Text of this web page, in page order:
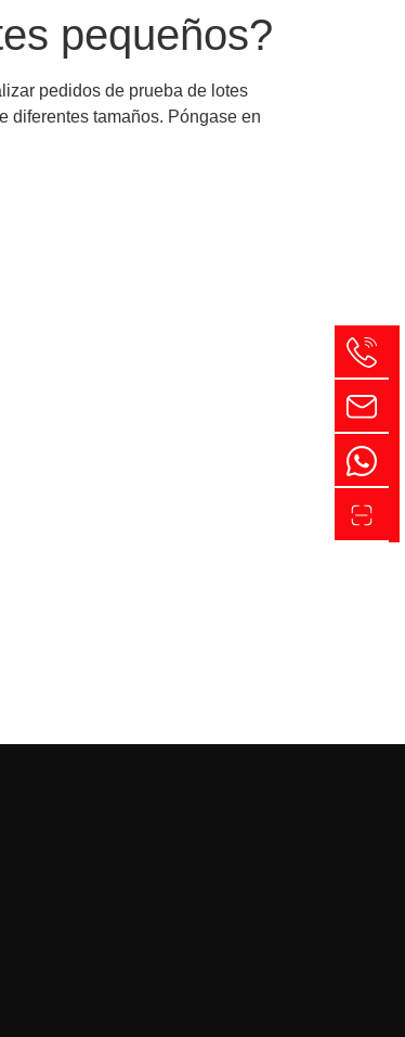
pequeños?
pedidos de prueba de lotes
diferentes tamaños. Póngase en
técnica gratuitos,
del equipo.